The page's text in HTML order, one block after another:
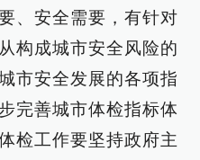
、安全需要，有针对
构成城市安全风险的
市安全发展的各项指
完善城市体检指标体
检工作要坚持政府主